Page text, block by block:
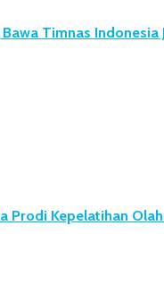
Timnas Indonesia
Prodi Kepelatihan